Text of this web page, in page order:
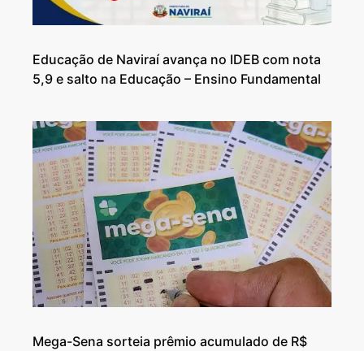
Educação de Naviraí avança no IDEB com nota
5,9 e salto na Educação – Ensino Fundamental
Mega-Sena sorteia prêmio acumulado de R$